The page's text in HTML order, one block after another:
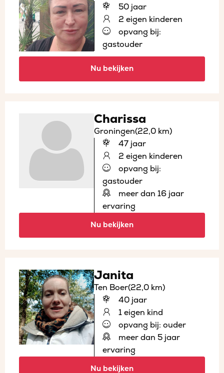
50 jaar
2 eigen kinderen
opvang bij:
gastouder
Nu bekijken
Charissa
Groningen(22,0 km)
47 jaar
2 eigen kinderen
opvang bij:
gastouder
meer dan 16 jaar
ervaring
Nu bekijken
Janita
Ten Boer(22,0 km)
40 jaar
1 eigen kind
opvang bij: ouder
meer dan 5 jaar
ervaring
Nu bekijken